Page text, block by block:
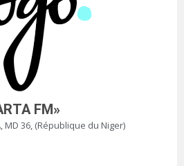
FM»
MD 36, (République du Niger)